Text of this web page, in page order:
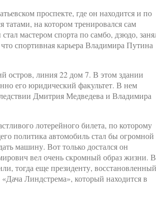
проспекте, где он находится и по
на котором тренировался сам
мастером спорта по самбо, дзюдо,
спортивная карьера Владимира Путина
остров, линия 22 дом 7. В этом здании
его юридический факультет. В нем
Дмитрия Медведева и Владимира
лотерейного билета, по которому
политика автомобиль стал бы огромной
машину. Вот только достался он
вел очень скромный образ жизни. В
тогда еще президенту, восстановленный
Линдстрема», который находится в